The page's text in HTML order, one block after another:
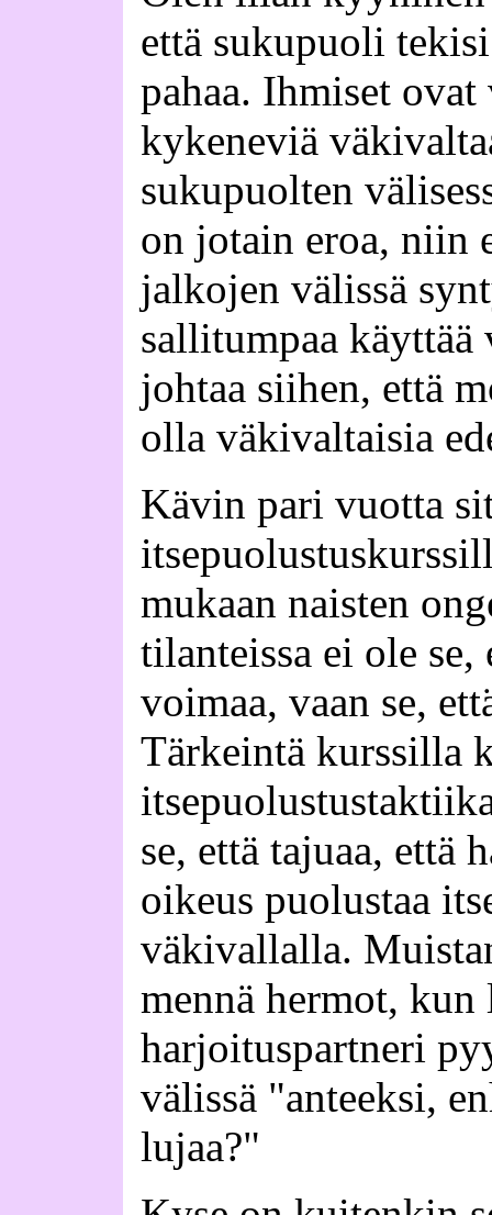
että sukupuoli
pahaa. Ihmiset
kykeneviä
sukupuolten
on jotain eroa, niin
jalkojen välissä
sallitumpaa
johtaa siihen, että
olla väkivaltaisia
Kävin pari vuotta
mukaan naisten
tilanteissa ei ole
voimaa, vaan se,
Tärkeintä kurssilla
se, että tajuaa, että
oikeus puolustaa
väkivallalla.
mennä hermot,
harjoituspartneri
välissä "anteeksi,
lujaa?"